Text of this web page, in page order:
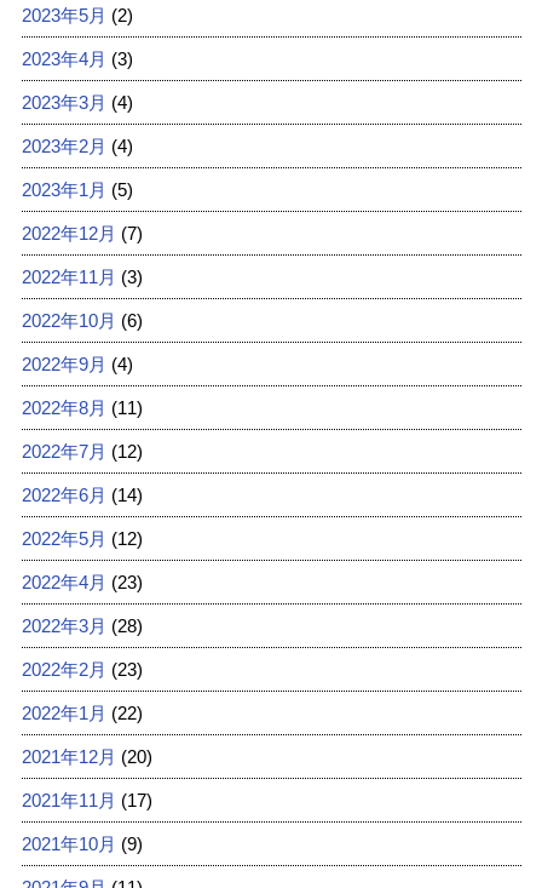
2023年5月 (2)
2023年4月 (3)
2023年3月 (4)
2023年2月 (4)
2023年1月 (5)
2022年12月 (7)
2022年11月 (3)
2022年10月 (6)
2022年9月 (4)
2022年8月 (11)
2022年7月 (12)
2022年6月 (14)
2022年5月 (12)
2022年4月 (23)
2022年3月 (28)
2022年2月 (23)
2022年1月 (22)
2021年12月 (20)
2021年11月 (17)
2021年10月 (9)